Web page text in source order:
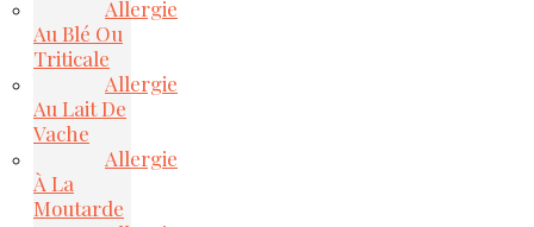
Allergie
Au Blé Ou
Triticale
Allergie
Au Lait De
Vache
Allergie
À La
Moutarde